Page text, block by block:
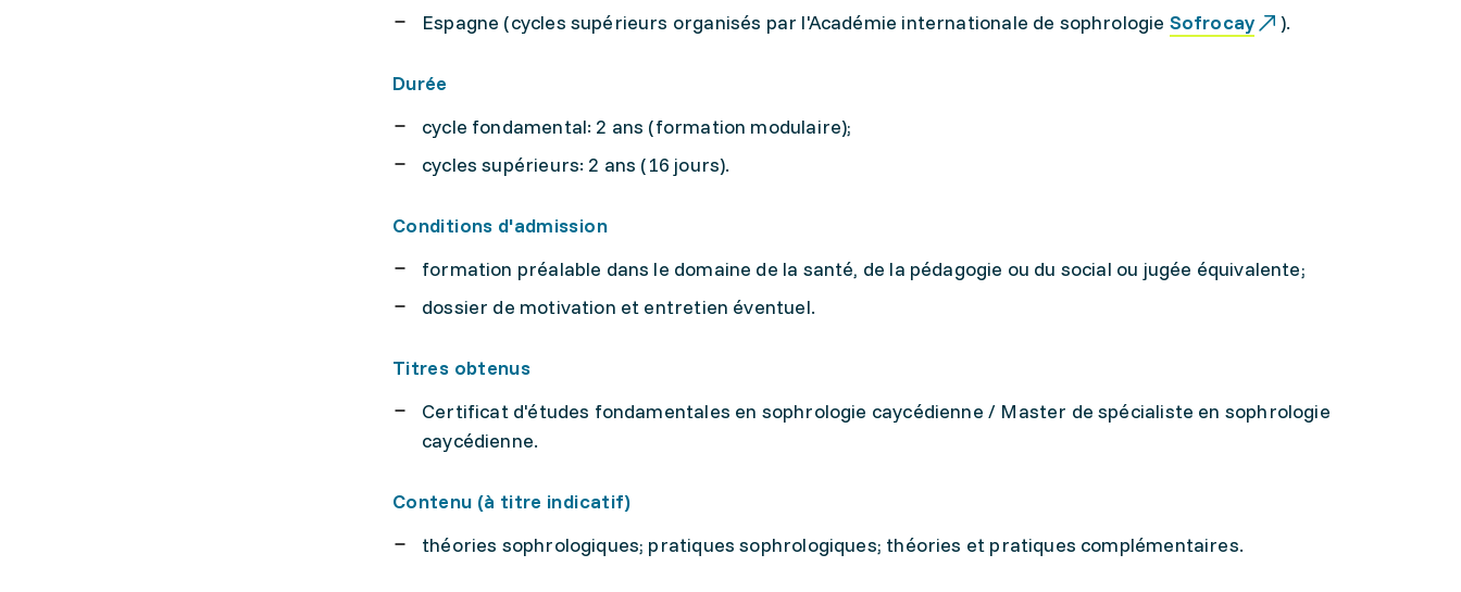
Espagne (cycles supérieurs organisés par l'Académie internationale de sophrologie Sofrocay ).
Durée
cycle fondamental: 2 ans (formation modulaire);
cycles supérieurs: 2 ans (16 jours).
Conditions d'admission
formation préalable dans le domaine de la santé, de la pédagogie ou du social ou jugée équivalente;
dossier de motivation et entretien éventuel.
Titres obtenus
Certificat d'études fondamentales en sophrologie caycédienne / Master de spécialiste en sophrologie
caycédienne.
Contenu (à titre indicatif)
théories sophrologiques; pratiques sophrologiques; théories et pratiques complémentaires.